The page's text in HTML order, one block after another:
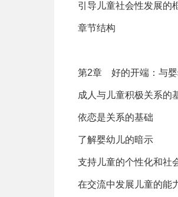
引导儿童社会性发展的
章节结构
第2章 好的开端：与婴
成人与儿童积极关系的
依恋是关系的基础
了解婴幼儿的暗示
支持儿童的个性化和社
在交流中发展儿童的能